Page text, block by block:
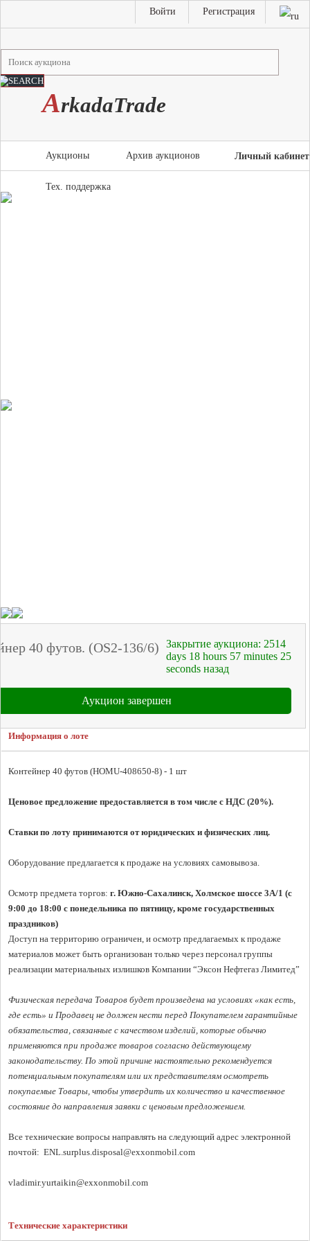
Войти Регистрация
ArkadaTrade
Личный кабинет
Аукционы Архив аукционов
Тех. поддержка
40 футов. (OS2-136/6) Закрытие аукциона: 2514
days 18 hours 57 minutes 25
seconds назад
Аукцион завершен
Информация о лоте
Контейнер 40 футов (HOMU-408650-8) - 1 шт
Ценовое предложение предоставляется в том числе с НДС (20%).
Ставки по лоту принимаются от юридических и физических лиц.
Оборудование предлагается к продаже на условиях самовывоза.
Осмотр предмета торгов: г. Южно-Сахалинск, Холмское шоссе 3А/1 (с
9:00 до 18:00 с понедельника по пятницу, кроме государственных
праздников)
Доступ на территорию ограничен, и осмотр предлагаемых к продаже
материалов может быть организован только через персонал группы
реализации материальных излишков Компании “Эксон Нефтегаз Лимитед”
Физическая передача Товаров будет произведена на условиях «как есть,
где есть» и Продавец не должен нести перед Покупателем гарантийные
обязательства, связанные с качеством изделий, которые обычно
применяются при продаже товаров согласно действующему
законодательству. По этой причине настоятельно рекомендуется
потенциальным покупателям или их представителям осмотреть
покупаемые Товары, чтобы утвердить их количество и качественное
состояние до направления заявки с ценовым предложением.
Все технические вопросы направлять на следующий адрес электронной
почтой: ENL.surplus.disposal@exxonmobil.com
vladimir.yurtaikin@exxonmobil.com
Технические характеристики